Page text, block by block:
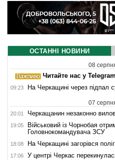
ОСТАННІ НОВИНИ
08
Читайте нас у
09:23 На Черкащині через підпал
07
20:01 Черкащанин незаконно
19:05
Військовий із Чорнобая
Головнокомандувача ЗСУ
18:08 На Черкащині загорівся
17:06 У центрі Черкас